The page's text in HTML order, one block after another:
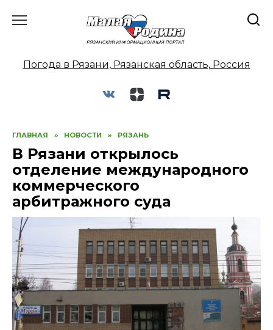
Погода в Рязани, Рязанская область, Россия
ГЛАВНАЯ » НОВОСТИ » РЯЗАНЬ
В Рязани открылось
отделение международного
коммерческого
арбитражного суда